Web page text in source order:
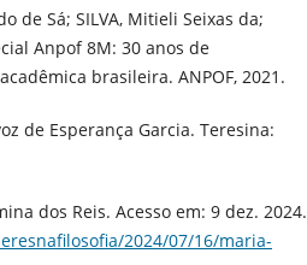
de Sá; SILVA, Mitieli Seixas da;
Anpof 8M: 30 anos de
brasileira. ANPOF, 2021.
de Esperança Garcia. Teresina:
dos Reis. Acesso em: 9 dez. 2024.
2024/07/16/maria-